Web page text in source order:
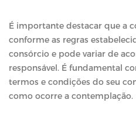
É importante destacar que a
conforme as regras
consórcio e pode variar de
responsável. É fundamental
termos e condições do seu
como ocorre a contemplação.